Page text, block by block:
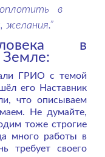
в
желания.”
в
ГРИО с темой
его Наставник
что описываем
Не думайте,
тоже строгие
много работы в
требует своего